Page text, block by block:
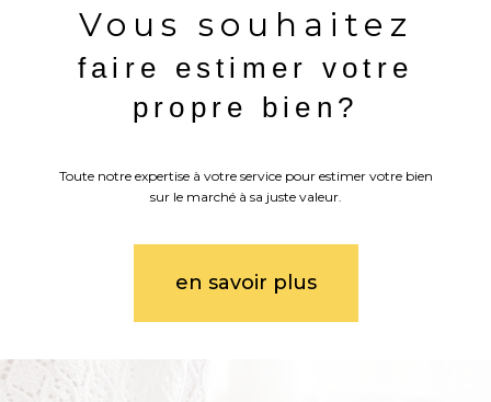
Vous souhaitez
faire estimer votre
propre bien?
Toute notre expertise à votre service pour estimer votre bien
sur le marché à sa juste valeur.
en savoir plus